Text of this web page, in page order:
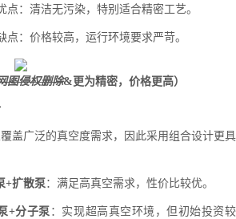
点：清洁无污染，特别适合精密工艺。
点：价格较高，运行环境要求严苛。
图侵权删除&更为精密，价格更高）
盖广泛的真空度需求，因此采用组合设计更具
+扩散泵：满足高真空需求，性价比较优。
+分子泵 ：实现超高真空环境，但初始投资较